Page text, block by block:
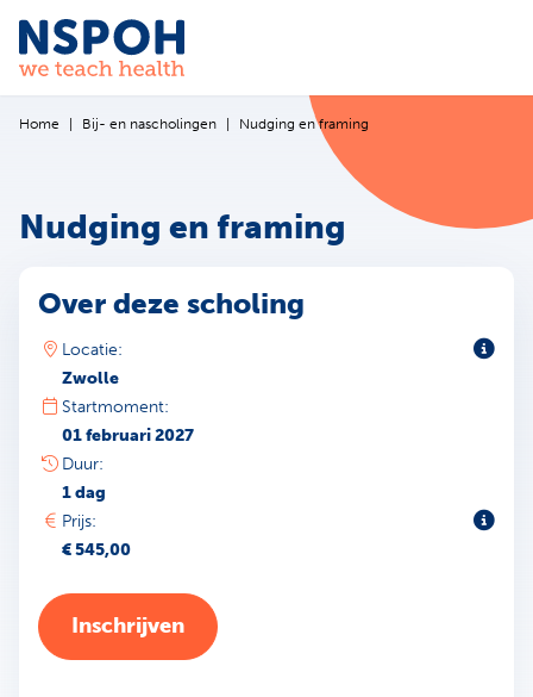
Ga naar de inhoud
Home Bij- en nascholingen Nudging en framing
Nudging en framing
Over deze scholing
Locatie:
Zwolle
Startmoment:
01 februari 2027
Duur:
1 dag
Prijs:
€ 545,00
Inschrijven